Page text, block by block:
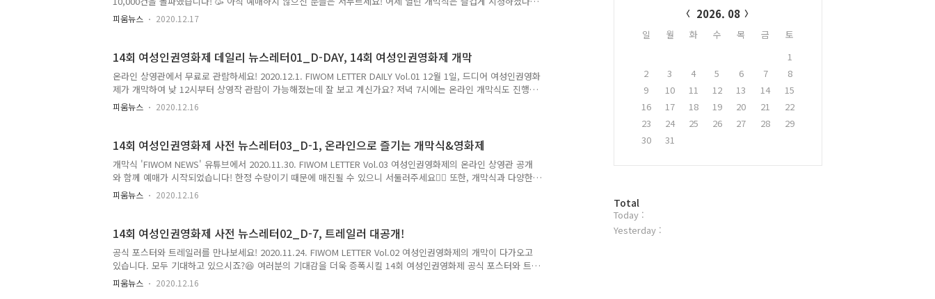
요? 오늘 진행된 감독과의 대화와 피움톡톡은 여성인권영화제 유튜브에서 다시 보실 수 있습니다:) 앞으로 진행될
행사들을 통해 영화를 더욱 풍부히 즐기실 수 있으니 많이 참여해 주세요😁 그리고 드디어 굿즈 맛집 여성인권영
속속들이 담아 전해드렸습니다! 여성인권영화제 유튜브에서 다시 보실 수 있어요. 12월 2일 수요일에 진행된 감독
과의 대화와 피움톡!..
피움뉴스 2020.12.17
14회 여성인권영화제 데일리 뉴스레터01_D-DAY, 14회 여성인권영화제 개막
온라인 상영관에서 무료로 관람하세요! 2020.12.1. FIWOM LETTER DAILY Vol.01 12월 1일, 드디어 여성인권영화
제가 개막하여 낮 12시부터 상영작 관람이 가능해졌는데 잘 보고 계신가요? 저녁 7시에는 온라인 개막식도 진행
한다는 소식 잊지 않으셨죠? 😆 개막 첫 날인 오늘의 상영작 섹션은 '만들어진 여성들, 넘어서는 여성들'입니다!
즐거운 영화 감상 후 소감을 나누고 싶다면 '문자로 리뷰 공유하기 이벤트'도 참여해주세요👏 출품공모 본선 진출
월 1일 화요일, '여성인권영화제' 유튜브 채널에서 진행됩니다. 출품공모 역대 최다 339편의 출품작 가운데 본선
에 진출한 26편의 작품..
피움뉴스 2020.12.16
14회 여성인권영화제 사전 뉴스레터03_D-1, 온라인으로 즐기는 개막식&영화제
개막식 'FIWOM NEWS' 유튜브에서 2020.11.30. FIWOM LETTER Vol.03 여성인권영화제의 온라인 상영관 공개
와 함께 예매가 시작되었습니다! 한정 수량이기 때문에 매진될 수 있으니 서둘러주세요🏃‍♀️ 또한, 개막식과 다양한
이벤트가 진행될 예정이니 많은 관심 부탁드립니다! 👏 14회 여성인권영화제 피움 온라인 상영관 OPEN! 지금 바
로 예매하세요. 여성인권영화제 개막식 'FIWOM NEWS'가 12월 1일 화요일, '여성인권영화제' 유튜브 채널에서
한 이벤트를 시작했어요! 온라인 무료 상영으로 진행되는 여성인권영화제는 여러분의 후원과 참여로 만들어집니
다🙆‍♀️ 네이버 해..
피움뉴스 2020.12.16
14회 여성인권영화제 사전 뉴스레터02_D-7, 트레일러 대공개!
공식 포스터와 트레일러를 만나보세요! 2020.11.24. FIWOM LETTER Vol.02 여성인권영화제의 개막이 다가오고
있습니다. 모두 기대하고 있으시죠?😆 여러분의 기대감을 더욱 증폭시킬 14회 여성인권영화제 공식 포스터와 트
레일러를 오늘 공개합니다🙌 그리고 피움뷰어의 리뷰를 통해 올해 상영작도 미리 만나보세요! 14회 여성인권영화
제 '우린 흔들리지 않지' 공식 포스터 디자이너 : Studio fych 김희애 14회 여성인권영화제의 공식 포스터가 공개
피움뉴스 2020.12.16
2026. 08
일 월 화 수 목 금
토
1
2
3 4 5 6 7
8
9
10 11 12 13 14
15
16
17 18 19 20 21
22
23
24 25 26 27 28
29
30
31
방
문
자
Total
Today :
Yesterday :